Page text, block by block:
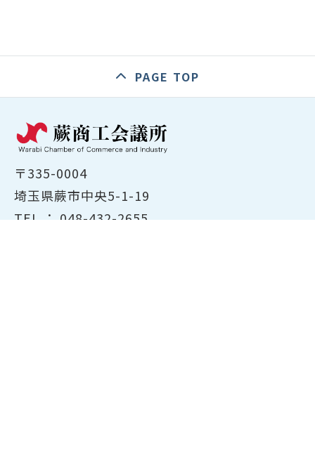
PAGE TOP
〒335-0004
埼玉県蕨市中央5-1-19
TEL ： 048-432-2655